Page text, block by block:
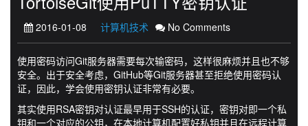
2016-01-08 计算机技术 No Comments
使用密码访问Git服务器需要每次输密码，这样很麻烦并且也不够
安全。出于安全考虑，GitHub等Git服务器甚至拒绝使用密码认
证，因此，学会使用密钥认证非常有必要。
其实使用RSA密钥对认证最早用于SSH的认证，密钥对即一个私
钥和一个对应的公钥，在本地计算机配置好私钥并且在远程计算